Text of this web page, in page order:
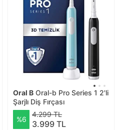
Oral B Oral-b Pro Series 1 2'li
Şarjlı Diş Fırçası
%6
4.299 TL
3.999 TL